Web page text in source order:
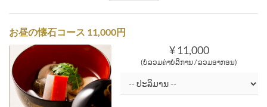
お昼の懐石コース 11,000円
¥ 11,000
(ບໍ່ລວມຄ່າບໍລິການ / ລວມອາກອນ)